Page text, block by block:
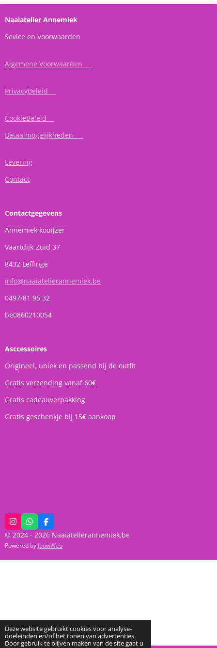
Deze website gebruikt cookies voor analyse-
doeleinden en/of het tonen van advertenties.
Door gebruik te blijven maken van de site gaat u
Naaiatelier Annemiek
Sevice en Voorwaarden
Algemene Voorwaarden
PrivacyBeleid
CookieBeleid
Betaalmogelijkheden
Levering
Contact
Contactgegevens
Annemiek kouijzer
Vaartdijk-Zuid 37
8432 Leffinge
info@naaiatelierannemiek.be
0497/81 95 32
be0860210054
Asccessoires
Origineel, uniek en passend bij de outfit
Gratis verzending vanaf 60€
Gratis cadeauverpakking
Gratis geschenkje bij 15€ aankoop
I
n
s
t
g
W
h
a
t
A
F
a
c
e
o
© 2024 - 2026 Naaiatelierannemiek.be
Powered by JouwWeb